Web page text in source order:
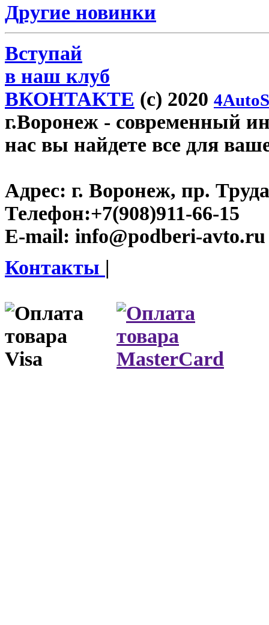
Другие новинки
Вступай
в наш клуб
ВКОНТАКТЕ (c) 2020
г.Воронеж - современный
нас вы найдете все для
Адрес: г. Воронеж, пр.
Телефон:+7(908)911-66-15
E-mail: info@podberi-avto.ru
Контакты |